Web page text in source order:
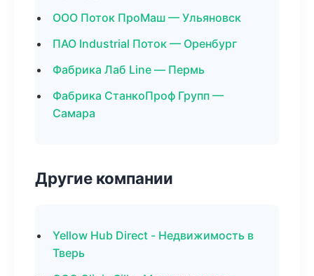
ООО Поток ПроМаш — Ульяновск
ПАО Industrial Поток — Оренбург
Фабрика Лаб Line — Пермь
Фабрика СтанкоПроф Групп —
Самара
Другие компании
Yellow Hub Direct - Недвижимость в
Тверь